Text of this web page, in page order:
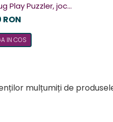
6+ ani, lb
IN COS
mulțumiți de